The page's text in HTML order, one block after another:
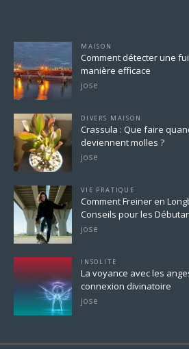
MAISON
Comment détecter une
manière efficace
jose
DIVERS MAISON
Crassula : Que faire
deviennent molles ?
jose
VIE PRATIQUE
Comment Freiner en
Conseils pour les
jose
INSOLITE
La voyance avec les
connexion divinatoire
jose